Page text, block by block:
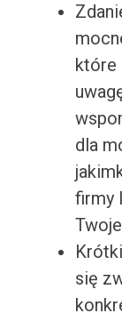
które
dla
firmy
się